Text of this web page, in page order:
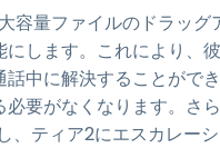
容量ファイルのドラッグ
にします。これにより、
話中に解決することがで
必要がなくなります。さ
、ティア2にエスカレー